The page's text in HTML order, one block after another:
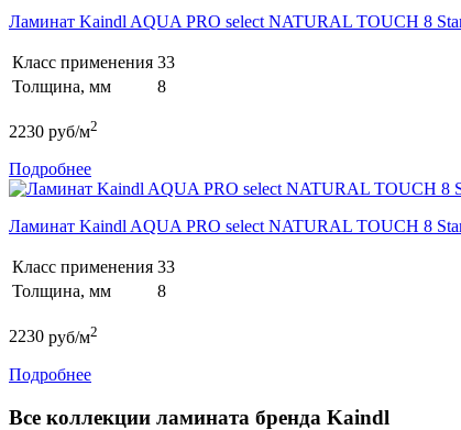
Ламинат Kaindl AQUA PRO select NATURAL TOUCH 8
Класс применения 33
Толщина, мм
8
2230 руб/м2
Подробнее
Ламинат Kaindl AQUA PRO select NATURAL TOUCH 8
Класс применения 33
Толщина, мм
8
2230 руб/м2
Подробнее
Все коллекции ламината бренда Kaindl